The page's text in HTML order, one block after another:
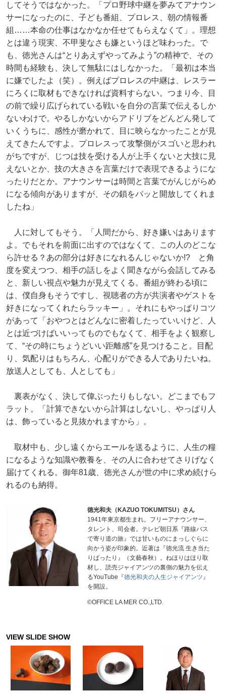
してそうではなかった。「プロ野球中継を夢みてアナウン
サーになったのに、子ども番組、プロレス、朝の情報番
組……本命の仕事はなかなか任せてもらえなくて」。理想
とは違う現実、不甲斐なさも嫌というほど味わった。で
も、徳光さんは“とりあえずやってみよう”の精神で、その
時間も経験も、決して無駄にはしなかった。「最初は本当
に嫌でしたよ（笑）。例えばプロレスの中継は、レスラー
にろくに取材もできなければ資料すらない。つまり今、目
の前で繰り広げられている戦いを自分の言葉で伝えるしか
ないわけで。やるしかないからアドリブをどんどん発して
いくうちに、感性が磨かれて、目に映らなかったことが見
えてきたんですよ。プロレスって攻撃側がスゴいと思われ
がちですが、じつは技を受ける人が上手くないと大技に見
えないとか、技の大きさを言葉だけで表現できるようにな
ったりだとか。アナウンサーは時間と言葉でがんじがらめ
になる傾向がありますが、その鎖をパッと開放してくれま
したね」
人に対してもそう。「人間だから、好き嫌いはあります
よ。でもそれを前面に出すのではなくて、この人のどこな
ら許せる？あの部分は好きになれるんじゃないか!? と角
度を変えつつ、相手の話しをよく聞きながら会話してみる
と、新しい視点や魅力が見えてくる。番組が終わる頃に
は、僕自身もそうですし、視聴者の方が共演者やゲストを
好きになってくれたらラッキー」。それにもやっぱりコツ
があって「おやつとはどんなに密着したっていいけど、人
とは近づけばいいってものでもなくて、相手をよく観察し
て、“その時にちょうどいい距離感”を見つけること。目配
り、気配りはもちろん、心配りができる人でありたいね。
放送人としても、人としても」
裏表がなく、決して偉ぶったりもしない。どこまでもフ
ラット。「計算できないから計算はしないし、やっぱり人
は、飾っていると見抜かれますから」。
取材中も、少し遠くからエールを送るように、人生の糧
になるような知識や教養を、その人に合わせてさりげなく
届けてくれる。御年81歳、徳光さんが世の中に求め続けら
れるのも納得。
徳光和夫（KAZUO TOKUMITSU）さん
1941年東京都生まれ。フリーアナウンサー、
タレント、司会者。テレビ朝日系『路線バス
で寄り道の旅』では甘いものにまっしぐらに
向かう姿が印象的。近著は『徳光流 生き当た
りばったり』（文藝春秋）。ねほりはほり取
材し、読売ジャイアンツの裏側の魅力を伝え
るYouTube『徳光和夫の人生ジャイアンツ』
を開設。
©OFFICE LA MER CO.,LTD.